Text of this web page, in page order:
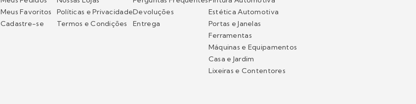
Meus Favoritos
Cadastre-se
Políticas e Privacidade
Termos e Condições
Devoluções
Entrega
Estética Automotiva
Portas e Janelas
Ferramentas
Máquinas e Equipamentos
Casa e Jardim
Lixeiras e Contentores